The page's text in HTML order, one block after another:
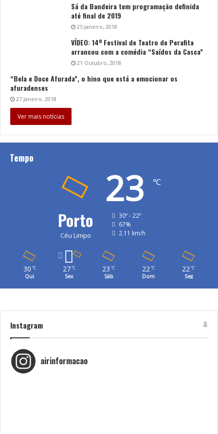
Sá da Bandeira tem programação definida
até final de 2019
25 Janeiro, 2018
VÍDEO: 14º Festival de Teatro de Perafita
arrancou com a comédia “Saídos da Casca”
21 Outubro, 2018
“Bela e Doce Afurada”, o hino que está a emocionar os
afuradenses
27 Janeiro, 2018
Ver mais notícias
Tempo
Porto
Céu Limpo
23 ℃
30º - 22º
67%
2.11 km/h
30 ℃
Qui
27 ℃
Sex
23 ℃
Sáb
22℃
Dom
22℃
Seg
Instagram
airinformacao